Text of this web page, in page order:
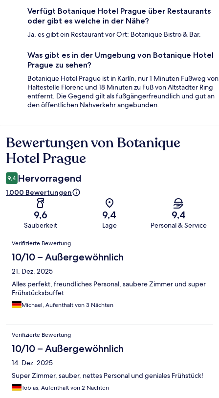
Verfügt Botanique Hotel Prague über Restaurants
oder gibt es welche in der Nähe?
Ja, es gibt ein Restaurant vor Ort: Botanique Bistro & Bar.
Was gibt es in der Umgebung von Botanique Hotel
Prague zu sehen?
Botanique Hotel Prague ist in Karlín, nur 1 Minuten Fußweg von
Haltestelle Florenc und 18 Minuten zu Fuß von Altstädter Ring
entfernt. Die Gegend gilt als fußgängerfreundlich und gut an
den öffentlichen Nahverkehr angebunden.
Bewertungen
Bewertungen von Botanique
Hotel Prague
9,4 Hervorragend
1.000 Bewertungen
9,6
Sauberkeit
9,4
Lage
9,4
Personal & Service
Bewertungen
Verifizierte Bewertung
10/10 – Außergewöhnlich
21. Dez. 2025
Alles perfekt, freundliches Personal, saubere Zimmer und super
Frühstücksbuffet
Michael, Aufenthalt von 3 Nächten
Verifizierte Bewertung
10/10 – Außergewöhnlich
14. Dez. 2025
Super Zimmer, sauber, nettes Personal und geniales Frühstück!
Tobias, Aufenthalt von 2 Nächten